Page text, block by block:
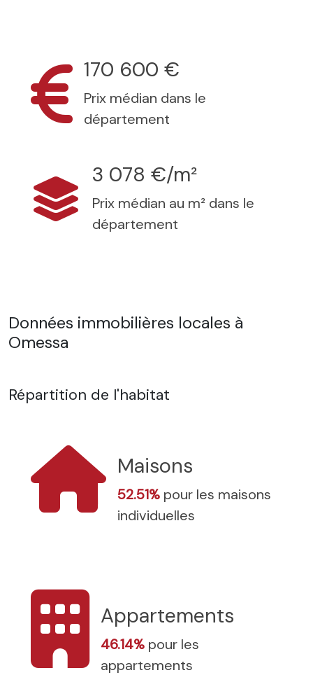
170 600 €
Prix médian dans le
département
3 078 €/m²
Prix médian au m² dans le
département
Données immobilières locales à
Omessa
Répartition de l'habitat
Maisons
52.51% pour les maisons
individuelles
Appartements
46.14% pour les
appartements